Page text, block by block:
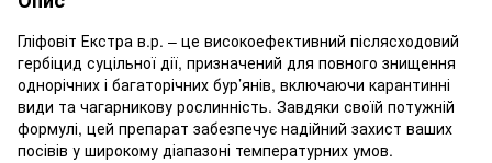
Гліфовіт Екстра в.р. – це високоефективний післясходовий
гербіцид суцільної дії, призначений для повного знищення
однорічних і багаторічних бур’янів, включаючи карантинні
види та чагарникову рослинність. Завдяки своїй потужній
формулі, цей препарат забезпечує надійний захист ваших
посівів у широкому діапазоні температурних умов.